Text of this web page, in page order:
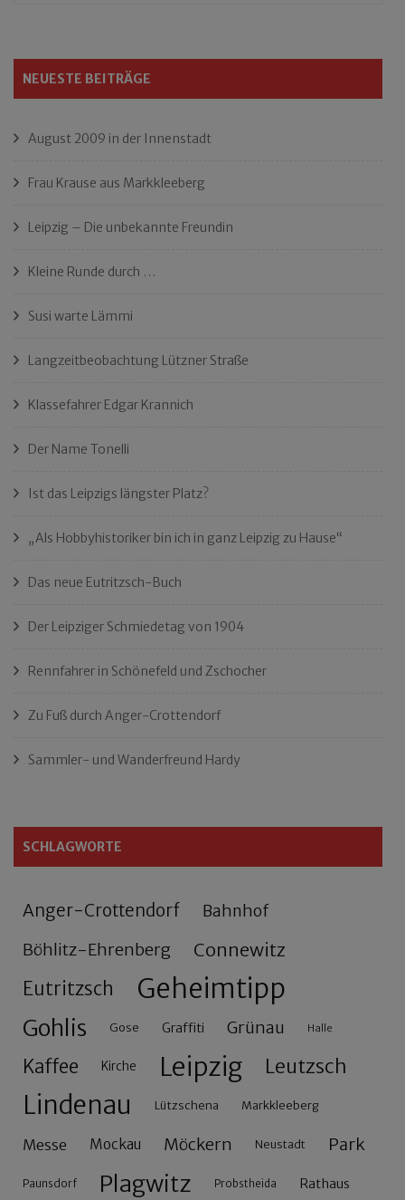
NEUESTE BEITRÄGE
August 2009 in der Innenstadt
Frau Krause aus Markkleeberg
Leipzig – Die unbekannte Freundin
Kleine Runde durch …
Susi warte Lämmi
Langzeitbeobachtung Lützner Straße
Klassefahrer Edgar Krannich
Der Name Tonelli
Ist das Leipzigs längster Platz?
„Als Hobbyhistoriker bin ich in ganz Leipzig zu Hause“
Das neue Eutritzsch-Buch
Der Leipziger Schmiedetag von 1904
Rennfahrer in Schönefeld und Zschocher
Zu Fuß durch Anger-Crottendorf
Sammler- und Wanderfreund Hardy
SCHLAGWORTE
Anger-Crottendorf Bahnhof
Böhlitz-Ehrenberg Connewitz
Eutritzsch Geheimtipp
Gohlis Gose Graffiti Grünau Halle
Kaffee Kirche Leipzig Leutzsch
Lindenau Lützschena Markkleeberg
Messe Mockau Möckern Neustadt Park
Paunsdorf Plagwitz Probstheida Rathaus